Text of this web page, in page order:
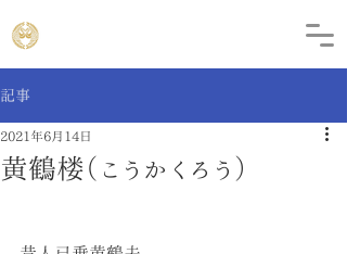
記事
黄鶴楼（こうかくろう）
2021年6月14日